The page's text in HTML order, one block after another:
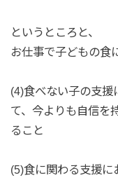
というところと、
お仕事で子どもの食
(4)食べない子の支援
て、今よりも自信を
ること
(5)食に関わる支援